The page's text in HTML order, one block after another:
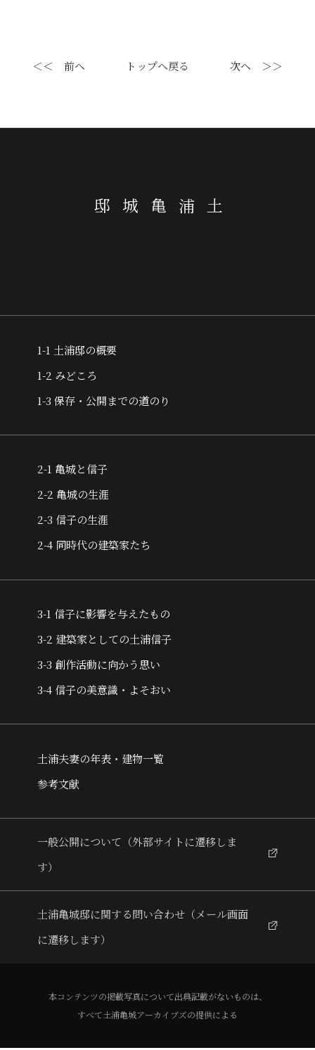
＜＜ 前へ トップへ戻る 次へ ＞＞
土浦亀城邸
1-1 土浦邸の概要
1-2 みどころ
1-3 保存・公開までの道のり
2-1 亀城と信子
2-2 亀城の生涯
2-3 信子の生涯
2-4 同時代の建築家たち
3-1 信子に影響を与えたもの
3-2 建築家としての土浦信子
3-3 創作活動に向かう思い
3-4 信子の美意識・よそおい
土浦夫妻の年表・建物一覧
参考文献
一般公開について（外部サイトに遷移しま
す）
土浦亀城邸に関する問い合わせ（メール画面
に遷移します）
本コンテンツの掲載写真について出典記載がないものは、
すべて土浦亀城アーカイブズの提供による